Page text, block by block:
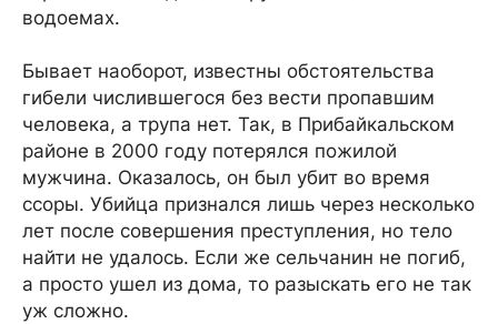
водоемах.
Бывает наоборот, известны обстоятельства
гибели числившегося без вести пропавшим
человека, а трупа нет. Так, в Прибайкальском
районе в 2000 году потерялся пожилой
мужчина. Оказалось, он был убит во время
ссоры. Убийца признался лишь через несколько
лет после совершения преступления, но тело
найти не удалось. Если же сельчанин не погиб,
а просто ушел из дома, то разыскать его не так
уж сложно.